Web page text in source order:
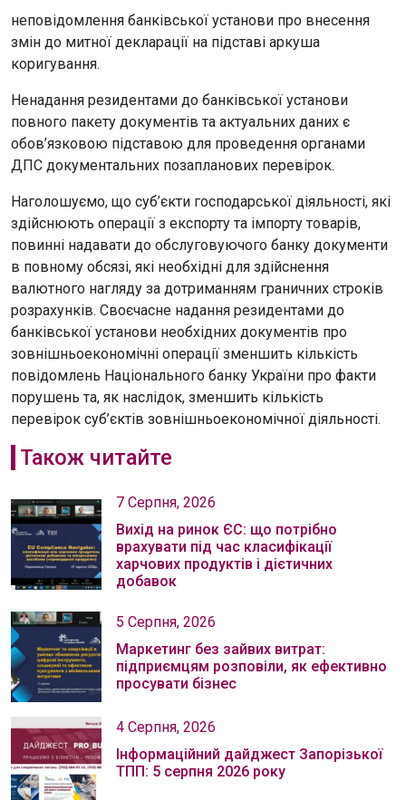
неповідомлення банківської установи про внесення
змін до митної декларації на підставі аркуша
коригування.
Ненадання резидентами до банківської установи
повного пакету документів та актуальних даних є
обов’язковою підставою для проведення органами
ДПС документальних позапланових перевірок.
Наголошуємо, що суб’єкти господарської діяльності, які
здійснюють операції з експорту та імпорту товарів,
повинні надавати до обслуговуючого банку документи
в повному обсязі, які необхідні для здійснення
валютного нагляду за дотриманням граничних строків
розрахунків. Своєчасне надання резидентами до
банківської установи необхідних документів про
зовнішньоекономічні операції зменшить кількість
повідомлень Національного банку України про факти
порушень та, як наслідок, зменшить кількість
перевірок суб’єктів зовнішньоекономічної діяльності.
Також читайте
7 Серпня, 2026
Вихід на ринок ЄС: що потрібно
врахувати під час класифікації
харчових продуктів і дієтичних
добавок
5 Серпня, 2026
Маркетинг без зайвих витрат:
підприємцям розповіли, як ефективно
просувати бізнес
4 Серпня, 2026
Інформаційний дайджест Запорізької
ТПП: 5 серпня 2026 року